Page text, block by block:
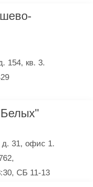
154, кв. 3.
31, офис 1.
СБ 11-13